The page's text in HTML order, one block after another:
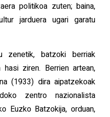
politikoa zuten; baina,
jarduera ugari garatu
zenetik, batzoki berriak
ziren. Berrien artean,
(1933) dira aipatzekoak
zentro nazionalista
Euzko Batzokija, orduan,